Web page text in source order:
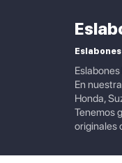
En
Honda,
Tenemos
originales